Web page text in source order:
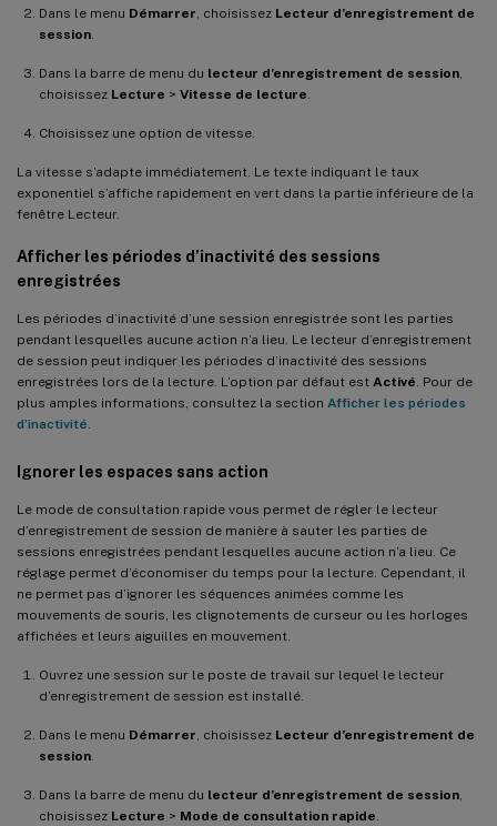
Dans le menu Démarrer , choisissez Lecteur d’enregistrement de
session
Dans la barre de menu du lecteur d’enregistrement de session
choisissez Lecture > Vitesse de lecture
Choisissez une option de vitesse.
La vitesse s’adapte immédiatement. Le texte indiquant le taux
exponentiel s’affiche rapidement en vert dans la partie inférieure de la
fenêtre Lecteur.
Afficher les périodes d’inactivité des sessions
enregistrées
Les périodes d’inactivité d’une session enregistrée sont les parties
pendant lesquelles aucune action n’a lieu. Le lecteur d’enregistrement
de session peut indiquer les périodes d’inactivité des sessions
enregistrées lors de la lecture. L’option par défaut est Activé . Pour de
plus amples informations, consultez la section Afficher les périodes
d’inactivité
Ignorer les espaces sans action
Le mode de consultation rapide vous permet de régler le lecteur
d’enregistrement de session de manière à sauter les parties de
sessions enregistrées pendant lesquelles aucune action n’a lieu. Ce
réglage permet d’économiser du temps pour la lecture. Cependant, il
ne permet pas d’ignorer les séquences animées comme les
mouvements de souris, les clignotements de curseur ou les horloges
affichées et leurs aiguilles en mouvement.
Ouvrez une session sur le poste de travail sur lequel le lecteur
d’enregistrement de session est installé.
Dans le menu Démarrer , choisissez Lecteur d’enregistrement de
session
Dans la barre de menu du lecteur d’enregistrement de session
choisissez Lecture > Mode de consultation rapide